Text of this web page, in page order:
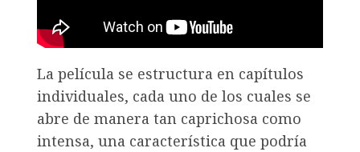
La película se estructura en capítulos
individuales, cada uno de los cuales se
abre de manera tan caprichosa como
intensa, una característica que podría